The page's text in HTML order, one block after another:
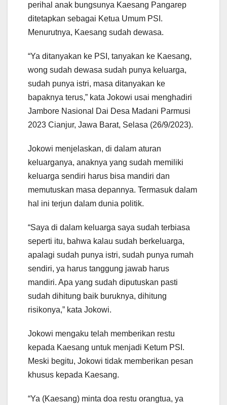
perihal anak bungsunya Kaesang Pangarep
ditetapkan sebagai Ketua Umum PSI.
Menurutnya, Kaesang sudah dewasa.
“Ya ditanyakan ke PSI, tanyakan ke Kaesang,
wong sudah dewasa sudah punya keluarga,
sudah punya istri, masa ditanyakan ke
bapaknya terus,” kata Jokowi usai menghadiri
Jambore Nasional Dai Desa Madani Parmusi
2023 Cianjur, Jawa Barat, Selasa (26/9/2023).
Jokowi menjelaskan, di dalam aturan
keluarganya, anaknya yang sudah memiliki
keluarga sendiri harus bisa mandiri dan
memutuskan masa depannya. Termasuk dalam
hal ini terjun dalam dunia politik.
“Saya di dalam keluarga saya sudah terbiasa
seperti itu, bahwa kalau sudah berkeluarga,
apalagi sudah punya istri, sudah punya rumah
sendiri, ya harus tanggung jawab harus
mandiri. Apa yang sudah diputuskan pasti
sudah dihitung baik buruknya, dihitung
risikonya,” kata Jokowi.
Jokowi mengaku telah memberikan restu
kepada Kaesang untuk menjadi Ketum PSI.
Meski begitu, Jokowi tidak memberikan pesan
khusus kepada Kaesang.
“Ya (Kaesang) minta doa restu orangtua, ya